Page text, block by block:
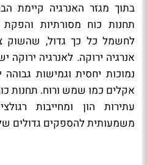
בתוך מגזר האנרגיה קיימת
תחנות כוח מסורתיות והפקת
לחשמל כל כך גדול, שהשוק
אנרגיה ירוקה. לאנרגיה ירוקה
נמוכות יחסית וגמישות
אקלים כמו שמש ורוח. תחנות
עתירות הון ומחייבות
משמעותית להספקים גדולים